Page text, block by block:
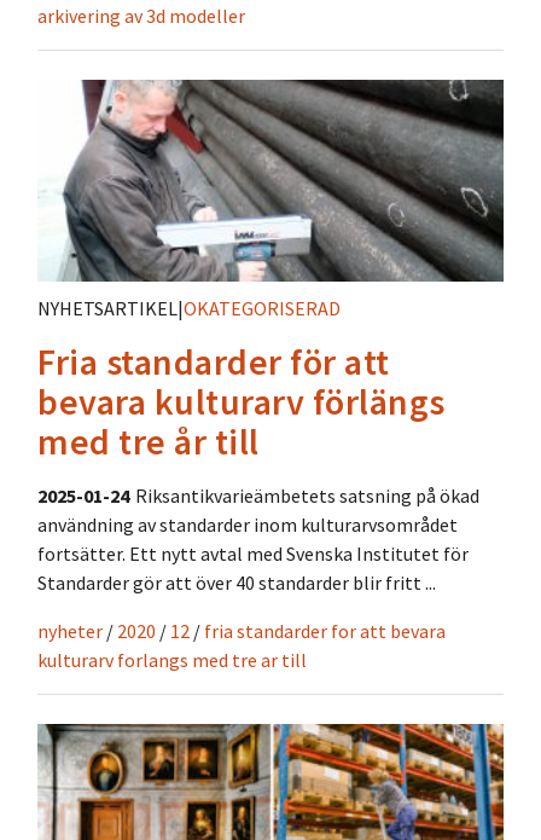
arkivering av 3d modeller
NYHETSARTIKEL|OKATEGORISERAD
Fria standarder för att
bevara kulturarv förlängs
med tre år till
2025-01-24 Riksantikvarieämbetets satsning på ökad
användning av standarder inom kulturarvsområdet
fortsätter. Ett nytt avtal med Svenska Institutet för
Standarder gör att över 40 standarder blir fritt ...
nyheter / 2020 / 12 / fria standarder for att bevara
kulturarv forlangs med tre ar till